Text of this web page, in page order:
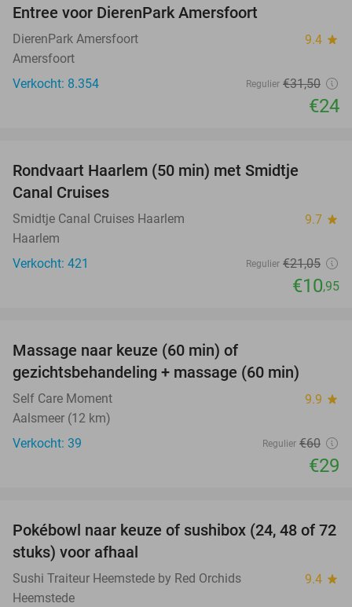
Entree voor DierenPark Amersfoort
DierenPark Amersfoort 9.4 star
Amersfoort
Verkocht: 8.354
Regulier €31,50
€24
Rondvaart Haarlem (50 min) met Smidtje
Canal Cruises
Smidtje Canal Cruises Haarlem 9.7 star
Haarlem
Verkocht: 421
Regulier €21,05
€10,95
Massage naar keuze (60 min) of
gezichtsbehandeling + massage (60 min)
Self Care Moment 9.9 star
Aalsmeer (12 km)
Verkocht: 39
Regulier €60
€29
28%
Pokébowl naar keuze of sushibox (24, 48 of 72
stuks) voor afhaal
Sushi Traiteur Heemstede by Red Orchids 9.4 star
Heemstede